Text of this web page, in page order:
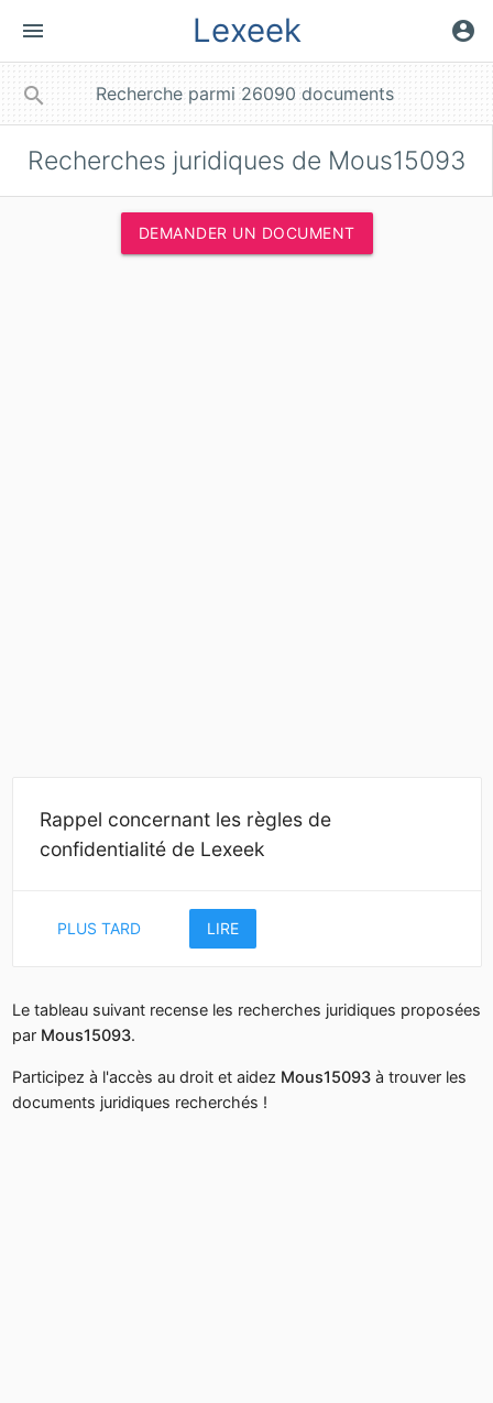
menu Lexeek account_circle
search
Recherches juridiques de Mous15093
DEMANDER UN DOCUMENT
Rappel concernant les règles de
confidentialité de Lexeek
PLUS TARD LIRE
Le tableau suivant recense les recherches juridiques proposées
par Mous15093.
Participez à l'accès au droit et aidez Mous15093à trouver les
documents juridiques recherchés !